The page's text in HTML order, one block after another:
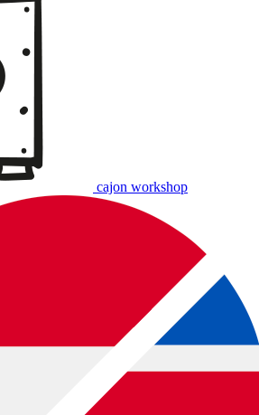
cajon workshop